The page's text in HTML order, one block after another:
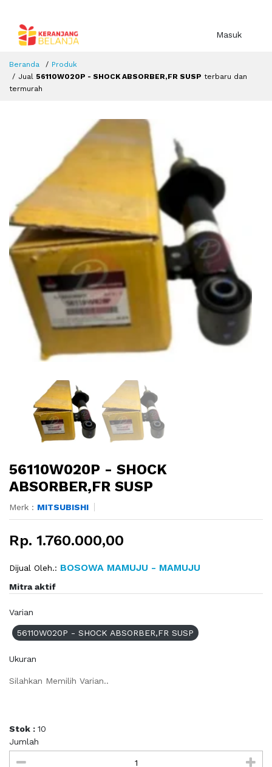
Masuk
Beranda
Produk
Jual 56110W020P - SHOCK ABSORBER,FR SUSP terbaru dan
termurah
56110W020P - SHOCK
ABSORBER,FR SUSP
Merk : MITSUBISHI
Rp. 1.760.000,00
Dijual Oleh.: BOSOWA MAMUJU - MAMUJU
Mitra aktif
Varian
56110W020P - SHOCK ABSORBER,FR SUSP
Ukuran
Silahkan Memilih Varian..
Stok : 10
Jumlah